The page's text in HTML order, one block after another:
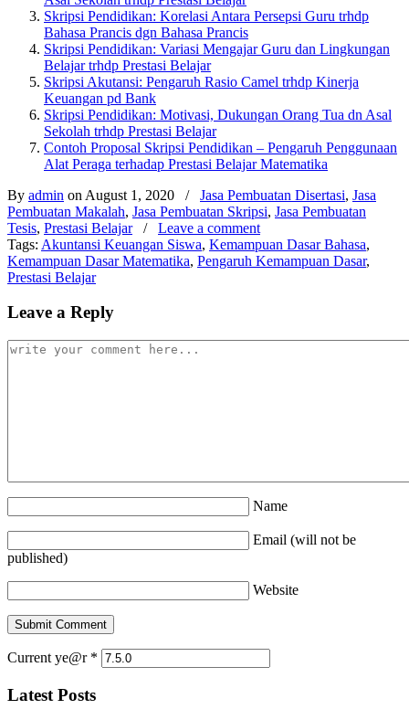
Skripsi Pendidikan: Korelasi Antara Persepsi Guru trhdp
Bahasa Prancis dgn Bahasa Prancis
Skripsi Pendidikan: Variasi Mengajar Guru dan Lingkungan
Belajar trhdp Prestasi Belajar
Skripsi Akutansi: Pengaruh Rasio Camel trhdp Kinerja
Keuangan pd Bank
Skripsi Pendidikan: Motivasi, Dukungan Orang Tua dn Asal
Sekolah trhdp Prestasi Belajar
Contoh Proposal Skripsi Pendidikan – Pengaruh Penggunaan
Alat Peraga terhadap Prestasi Belajar Matematika
By admin on August 1, 2020 / Jasa Pembuatan Disertasi, Jasa
Pembuatan Makalah, Jasa Pembuatan Skripsi, Jasa Pembuatan
Tesis, Prestasi Belajar / Leave a comment
Tags: Akuntansi Keuangan Siswa, Kemampuan Dasar Bahasa,
Kemampuan Dasar Matematika, Pengaruh Kemampuan Dasar,
Prestasi Belajar
Leave a Reply
Name
Email (will not be
published)
Website
Current ye@r *
Latest Posts